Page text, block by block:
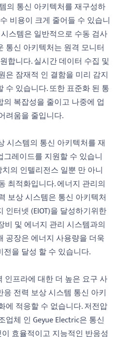
의 통신 아키텍처를 재구성하
비용이 크게 줄어들 수 있습니
스템은 일반적으로 수동 검사
통신 아키텍처는 원격 모니터
합니다. 실시간 데이터 수집 및
은 잠재적 인 결함을 미리 감지
수 있습니다. 또한 표준화 된 통
복잡성을 줄이고 나중에 업
려움을 줄입니다.
시스템의 통신 아키텍처를 재
레이드를 지원할 수 있습니
의 인텔리전스 일뿐 만 아니
최적화입니다. 에너지 관리의
보상 시스템은 통신 아키텍처
인터넷 (EIOT)을 달성하기위한
비 및 에너지 관리 시스템과의
공장은 에너지 사용량을 더욱
을 달성 할 수 있습니다.
인프라에 대한 더 높은 요구 사
전력 보상 시스템 통신 아키
에 적응할 수 없습니다. 저전압
체 인 Geyue Electric은 통신
효율적이고 지능적인 반응성